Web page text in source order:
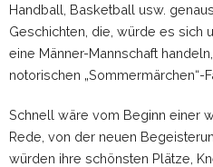
Handball, Basketball usw.
Geschichten, die, würde es sich
eine Männer-Mannschaft
notorischen „Sommermärchen“-
Schnell wäre vom Beginn einer
Rede, von der neuen
würden ihre schönsten Plätze,